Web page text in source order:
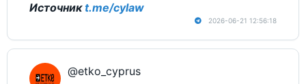
Источникt.me/cylaw
2026-06-21 12:56:18
@etko_cyprus